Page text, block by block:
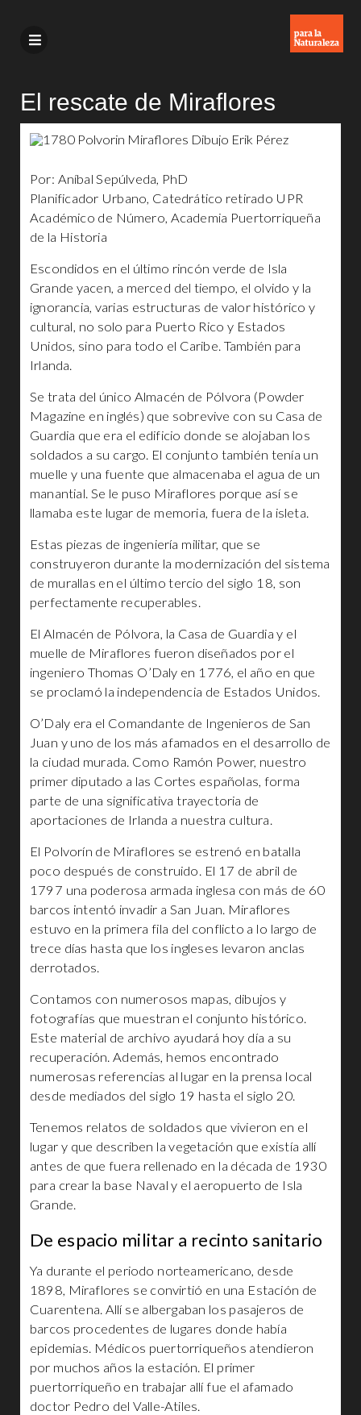
El rescate de Miraflores
Por: Aníbal Sepúlveda, PhD
Planificador Urbano, Catedrático retirado UPR
Académico de Número, Academia Puertorriqueña
de la Historia
Escondidos en el último rincón verde de Isla
Grande yacen, a merced del tiempo, el olvido y la
ignorancia, varias estructuras de valor histórico y
cultural, no solo para Puerto Rico y Estados
Unidos, sino para todo el Caribe. También para
Irlanda.
Se trata del único Almacén de Pólvora (Powder
Magazine en inglés) que sobrevive con su Casa de
Guardia que era el edificio donde se alojaban los
soldados a su cargo. El conjunto también tenía un
muelle y una fuente que almacenaba el agua de un
manantial. Se le puso Miraflores porque así se
llamaba este lugar de memoria, fuera de la isleta.
Estas piezas de ingeniería militar, que se
construyeron durante la modernización del sistema
de murallas en el último tercio del siglo 18, son
perfectamente recuperables.
El Almacén de Pólvora, la Casa de Guardia y el
muelle de Miraflores fueron diseñados por el
ingeniero Thomas O’Daly en 1776, el año en que
se proclamó la independencia de Estados Unidos.
O’Daly era el Comandante de Ingenieros de San
Juan y uno de los más afamados en el desarrollo de
la ciudad murada. Como Ramón Power, nuestro
primer diputado a las Cortes españolas, forma
parte de una significativa trayectoria de
aportaciones de Irlanda a nuestra cultura.
El Polvorín de Miraflores se estrenó en batalla
poco después de construido. El 17 de abril de
1797 una poderosa armada inglesa con más de 60
barcos intentó invadir a San Juan. Miraflores
estuvo en la primera fila del conflicto a lo largo de
trece días hasta que los ingleses levaron anclas
derrotados.
Contamos con numerosos mapas, dibujos y
fotografías que muestran el conjunto histórico.
Este material de archivo ayudará hoy día a su
recuperación. Además, hemos encontrado
numerosas referencias al lugar en la prensa local
desde mediados del siglo 19 hasta el siglo 20.
Tenemos relatos de soldados que vivieron en el
lugar y que describen la vegetación que existía allí
antes de que fuera rellenado en la década de 1930
para crear la base Naval y el aeropuerto de Isla
Grande.
De espacio militar a recinto sanitario
Ya durante el periodo norteamericano, desde
1898, Miraflores se convirtió en una Estación de
Cuarentena. Allí se albergaban los pasajeros de
barcos procedentes de lugares donde había
epidemias. Médicos puertorriqueños atendieron
por muchos años la estación. El primer
puertorriqueño en trabajar allí fue el afamado
doctor Pedro del Valle-Atiles.